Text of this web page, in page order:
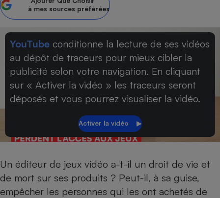
à mes sources préférées
YouTube conditionne la lecture de ses vidéos
au dépôt de traceurs pour mieux cibler la
publicité selon votre navigation. En cliquant
sur « Activer la vidéo » les traceurs seront
déposés et vous pourrez visualiser la vidéo.
Un éditeur de jeux vidéo a-t-il un droit de vie et
de mort sur ses produits ? Peut-il, à sa guise,
empêcher les personnes qui les ont achetés de
alimentaire
Assurance emprunteur
Lave-linge
Matelas
Radiateur électrique
Mutuelle
Antimoustique